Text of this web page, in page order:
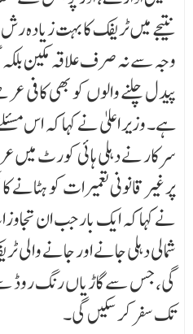
نتیجے میں ٹریفک کا بہت زیادہ
وجہ سے نہ صرف علاقہ مکین
پیدل چلنے والوں کو بھی کافی
ہے۔ وزیر اعلیٰ نے کہا کہ اس
سرکار نے دہلی ہائی کورٹ میں
پر غیر قانونی تعمیرات کو ہٹانے
نے کہا کہ ایک بار جب ان
شمالی دہلی جانے اور جانے والی
گی، جس سے گاڑیاں رنگ روڈ
تک سفر کر سکیں گی۔